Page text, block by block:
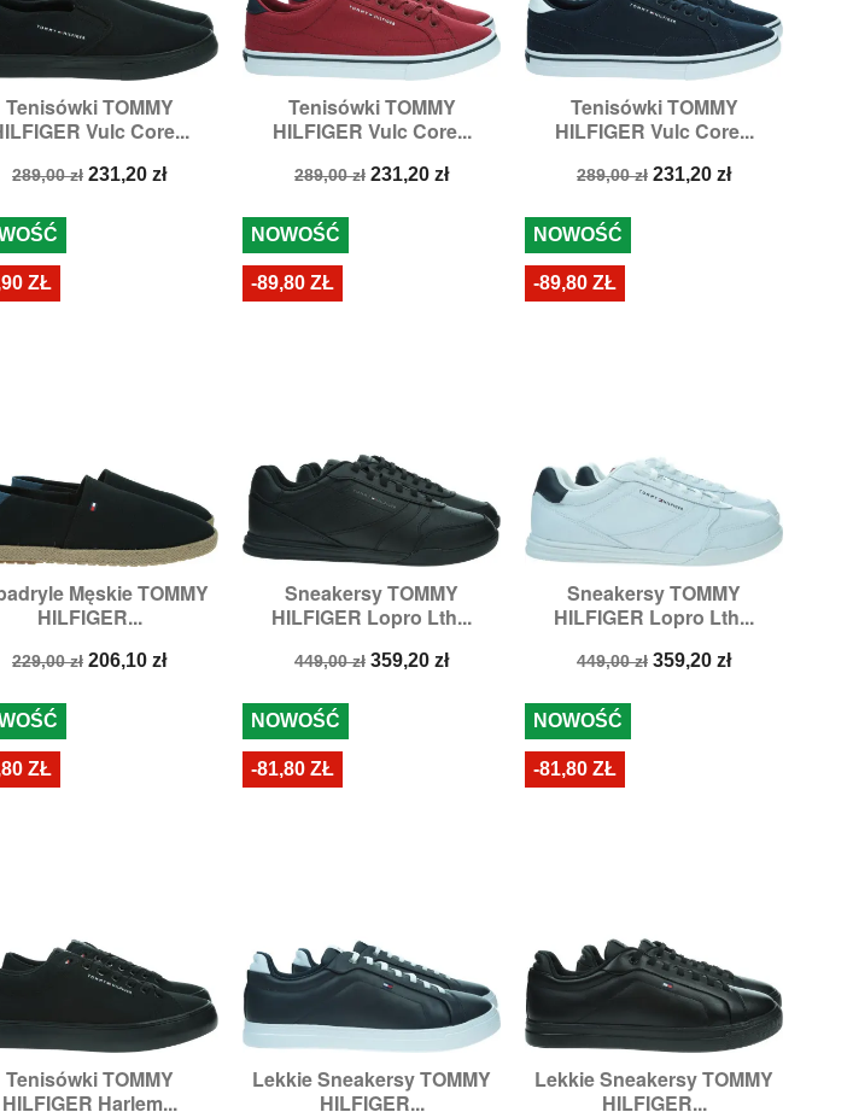
Tenisówki TOMMY
Vulc Core...
Cena
289,00 zł Cena
231,20 zł
Szybki podgląd
Rozmiary:41, 42,44
Tenisówki TOMMY
HILFIGER Vulc Core...
Cena
289,00 zł Cena
231,20 zł
Szybki podgląd
Rozmiary: 42,45
Tenisówki TOMMY
HILFIGER Vulc Core...
Cena
289,00 zł Cena
231,20 zł
Szybki podgląd
Rozmiary: 42,43
Męskie TOMMY
HILFIGER...
Cena
229,00 zł Cena
206,10 zł
Szybki podgląd
Rozmiary:43,44
ZŁ
Sneakersy TOMMY
HILFIGER Lopro Lth...
Cena
449,00 zł Cena
359,20 zł
Szybki podgląd
Rozmiary:42, 44
NOWOŚĆ
-89,80 ZŁ
Sneakersy TOMMY
HILFIGER Lopro Lth...
Cena
449,00 zł Cena
359,20 zł
Szybki podgląd
Rozmiary:42,43,44
NOWOŚĆ
-89,80 ZŁ
Tenisówki TOMMY
HILFIGER Harlem...
Szybki podgląd
Rozmiary: 44,45,46
ZŁ
Lekkie Sneakersy TOMMY
HILFIGER...
 Szybki podgląd
Rozmiary:41,45,
NOWOŚĆ
-81,80 ZŁ
Lekkie Sneakersy TOMMY
HILFIGER...
 Szybki podgląd
Rozmiary:41,44
NOWOŚĆ
-81,80 ZŁ